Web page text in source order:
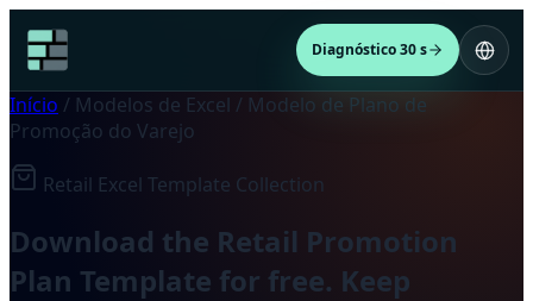
Diagnóstico 30 s
Início / Modelos de Excel / Modelo de Plano de
Promoção do Varejo
Retail Excel Template Collection
Download the Retail Promotion
Plan Template for free. Keep